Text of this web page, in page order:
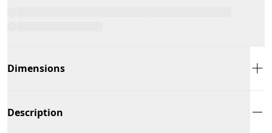
Dimensions
Description